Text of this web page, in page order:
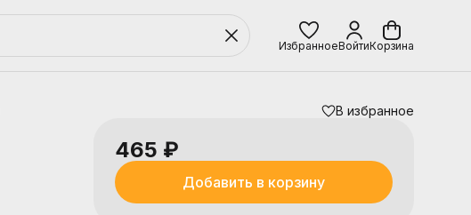
ИзбранноеВойтиКорзина
В избранное
465 ₽
Добавить в корзину